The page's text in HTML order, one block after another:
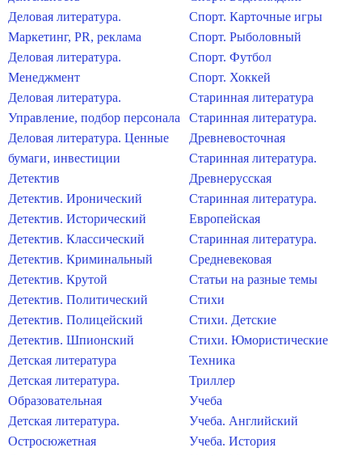
Деловая литература.
Маркетинг, PR, реклама
Деловая литература.
Менеджмент
Деловая литература.
Управление, подбор персонала
Деловая литература. Ценные
бумаги, инвестиции
Детектив
Детектив. Иронический
Детектив. Исторический
Детектив. Классический
Детектив. Криминальный
Детектив. Крутой
Детектив. Политический
Детектив. Полицейский
Детектив. Шпионский
Детская литература
Детская литература.
Образовательная
Детская литература.
Остросюжетная
Спорт. Карточные игры
Спорт. Рыболовный
Спорт. Футбол
Спорт. Хоккей
Старинная литература
Старинная литература.
Древневосточная
Старинная литература.
Древнерусская
Старинная литература.
Европейская
Старинная литература.
Средневековая
Статьи на разные темы
Стихи
Стихи. Детские
Стихи. Юмористические
Техника
Триллер
Учеба
Учеба. Английский
Учеба. История